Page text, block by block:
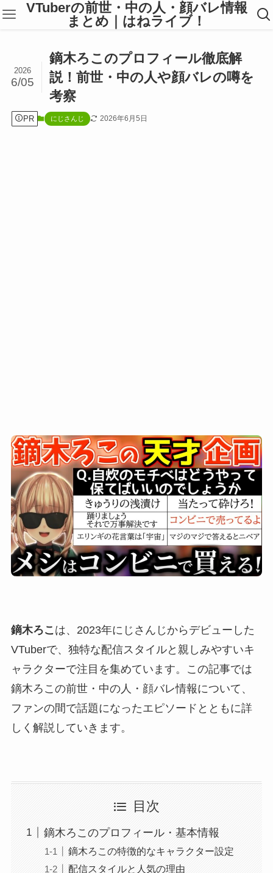
VTuberの前世・中の人・顔バレ情報
まとめ｜はねライブ！
鏑木ろこのプロフィール徹底解
説！前世・中の人や顔バレの噂を
考察
2026
6/05
PR にじさんじ 2026年6月5日
鏑木ろこは、2023年にじさんじからデビューした
VTuberで、独特な配信スタイルと親しみやすいキ
ャラクターで注目を集めています。この記事では
鏑木ろこの前世・中の人・顔バレ情報について、
ファンの間で話題になったエピソードとともに詳
しく解説していきます。
目次
鏑木ろこのプロフィール・基本情報
鏑木ろこの特徴的なキャラクター設定
配信スタイルと人気の理由